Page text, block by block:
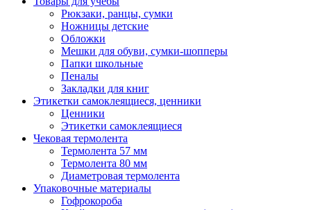
Рюкзаки, ранцы, сумки
Ножницы детские
Обложки
Мешки для обуви, сумки-шопперы
Папки школьные
Пеналы
Закладки для книг
Этикетки самоклеящиеся, ценники
Ценники
Этикетки самоклеящиеся
Чековая термолента
Термолента 57 мм
Термолента 80 мм
Диаметровая термолента
Упаковочные материалы
Гофрокороба